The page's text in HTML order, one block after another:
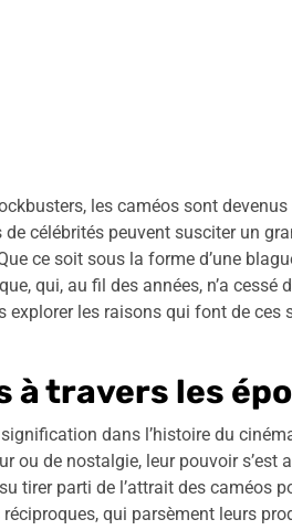
les caméos sont
célébrités peuvent susciter un
ce soit sous la forme d’une
qui, au fil des années, n’a cessé
les raisons qui font de ces
à travers les
dans l’histoire du
ou de nostalgie, leur pouvoir s’est
tirer parti de l’attrait des caméos
qui parsèment leurs